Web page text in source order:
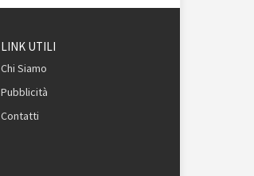
LINK UTILI
Chi Siamo
Pubblicità
Contatti